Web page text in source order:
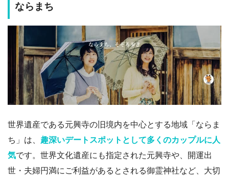
ならまち
世界遺産である元興寺の旧境内を中心とする地域「ならま
ち」は、 趣深いデートスポットとして多くのカップルに人
気です。世界文化遺産にも指定された元興寺や、開運出
世・夫婦円満にご利益があるとされる御霊神社など、大切